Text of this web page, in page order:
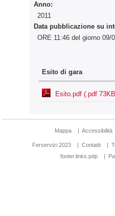
Anno:
2011
Data pubblicazione su
ORE 11:46 del giorno 09/
Esito di gara
Esito.pdf (.pdf
Mappa | Accessibilità
Ferservizi 2023 | Contatti |
footer.links.pdp
|